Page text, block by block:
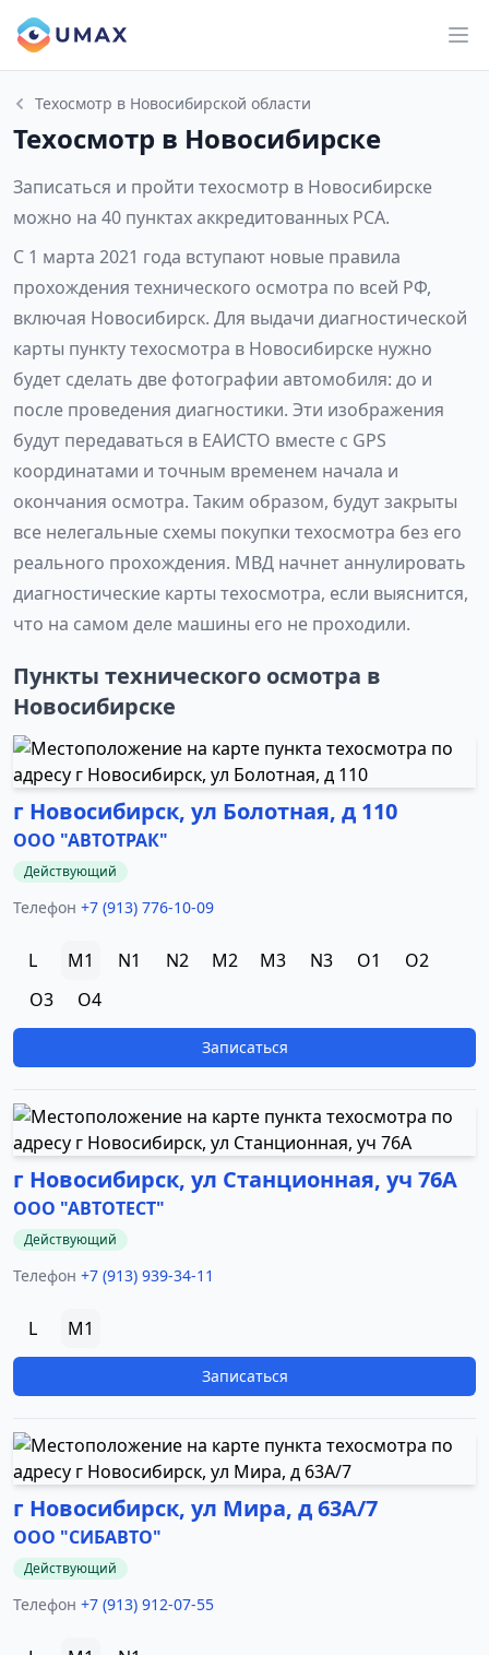
Техосмотр в Новосибирской области
Техосмотр в Новосибирске
Записаться и пройти техосмотр в Новосибирске
можно на 40 пунктах аккредитованных РСА.
С 1 марта 2021 года вступают новые правила
прохождения технического осмотра по всей РФ,
включая Новосибирск. Для выдачи диагностической
карты пункту техосмотра в Новосибирске нужно
будет сделать две фотографии автомобиля: до и
после проведения диагностики. Эти изображения
будут передаваться в ЕАИСТО вместе с GPS
координатами и точным временем начала и
окончания осмотра. Таким образом, будут закрыты
все нелегальные схемы покупки техосмотра без его
реального прохождения. МВД начнет аннулировать
диагностические карты техосмотра, если выяснится,
что на самом деле машины его не проходили.
Пункты технического осмотра в
Новосибирске
г Новосибирск, ул Болотная, д 110
ООО "АВТОТРАК"
Действующий
Телефон +7 (913) 776-10-09
L M1 N1 N2 M2 M3 N3 O1
O2
O3
O4
Записаться
г Новосибирск, ул Станционная, уч 76А
ООО "АВТОТЕСТ"
Действующий
Телефон +7 (913) 939-34-11
L M1
Записаться
г Новосибирск, ул Мира, д 63А/7
ООО "СИБАВТО"
Действующий
Телефон +7 (913) 912-07-55